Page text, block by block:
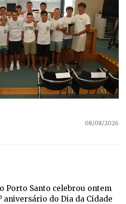
08/08/2026
Porto Santo celebrou ontem
aniversário do Dia da Cidade